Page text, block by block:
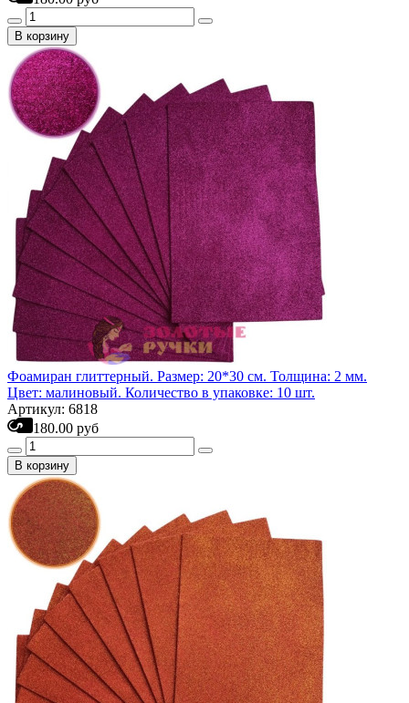
В корзину
Фоамиран глиттерный. Размер: 20*30 см. Толщина: 2 мм.
Цвет: малиновый. Количество в упаковке: 10 шт.
Артикул: 6818
180.00 руб
В корзину